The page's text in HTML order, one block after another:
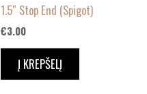
1.5″ Stop End (Spigot)
€3.00
Į KREPŠELĮ